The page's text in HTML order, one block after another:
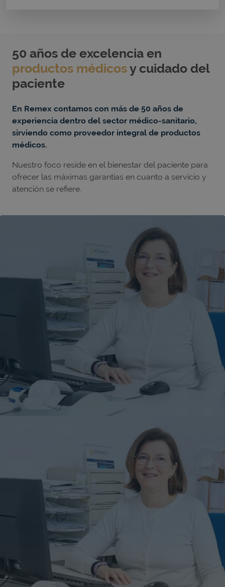
50 años de excelencia en
productos médicosy cuidado del
paciente
En Remex contamos con más de 50 años de
experiencia dentro del sector médico-sanitario,
sirviendo como proveedor integral de productos
médicos.
Nuestro foco reside en el bienestar del paciente para
ofrecer las máximas garantías en cuanto a servicio y
atención se refiere.